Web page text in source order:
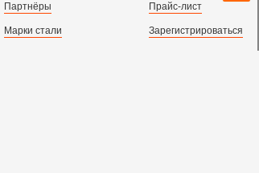
Партнёры
Марки стали
Прайс-лист
Зарегистрироваться